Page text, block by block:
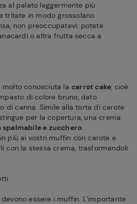
al palato leggermente più
tritate in modo grossolano.
non preoccupatevi: potete
o altra frutta secca a
molto conosciuta la carrot cake, cioè
di colore bruno, dato
di canna. Simile alla torta di carote
per la copertura, una crema
spalmabile e zucchero.
più ai vostri muffin con carote e
con la stessa crema, trasformandoli
essere i muffin. L’importante